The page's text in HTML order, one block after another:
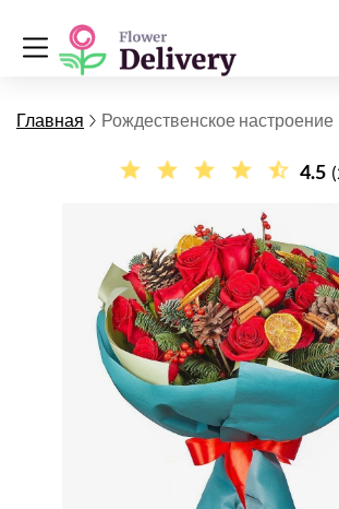
Главная Рождественское настроение
4.5